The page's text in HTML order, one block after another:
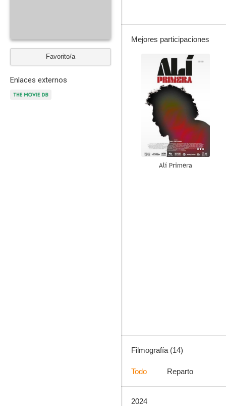
Favorito/a
Enlaces externos
Mejores participaciones
--
Alí Primera
Filmografía (14)
Todo Reparto
2024